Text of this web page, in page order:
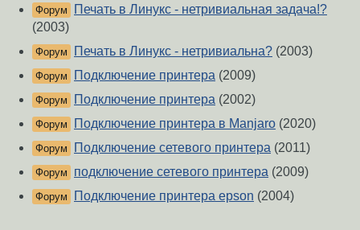
Форум
Печать в Линукс - нетривиальная задача!?
(2003)
Форум Печать в Линукс - нетривиальна? (2003)
Форум Подключение принтера (2009)
Форум Подключение принтера (2002)
Форум Подключение принтера в Manjaro (2020)
Форум Подключение сетевого принтера (2011)
Форум подключение сетевого принтера (2009)
Форум Подключение принтера epson (2004)